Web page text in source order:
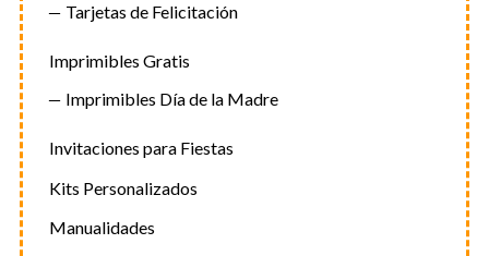
Tarjetas de Felicitación
Imprimibles Gratis
Imprimibles Día de la Madre
Invitaciones para Fiestas
Kits Personalizados
Manualidades